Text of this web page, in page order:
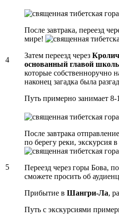
4
После завтрака, переезд
мире!
Затем переезд через
основанный главой
которые собственноручно
наконец загадка была
Путь примерно занимает 8-
5
После завтрака
по берегу реки, экскурсия
Переезд через горы Бова,
сможете просить об
Прибытие в Шангри-Ла,
Путь с экскурсиями